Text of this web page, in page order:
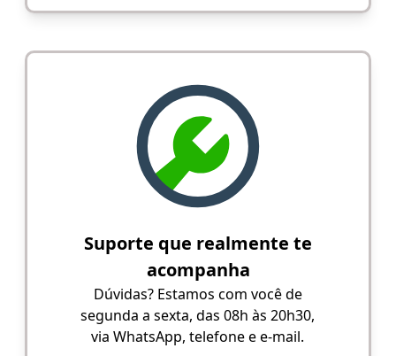
Suporte que realmente te
acompanha
Dúvidas? Estamos com você de
segunda a sexta, das 08h às 20h30,
via WhatsApp, telefone e e-mail.